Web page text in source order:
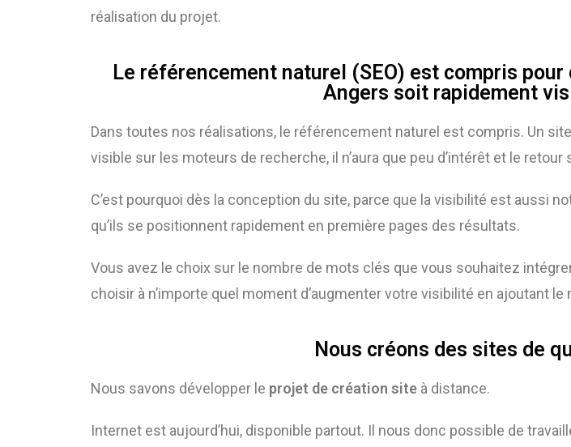
réalisation du projet.
Le référencement naturel (SEO) est compris
Angers soit rapidement
Dans toutes nos réalisations, le référencement naturel est compris. Un
visible sur les moteurs de recherche, il n’aura que peu d’intérêt et le
C’est pourquoi dès la conception du site, parce que la visibilité est aussi
qu’ils se positionnent rapidement en première pages des résultats.
Vous avez le choix sur le nombre de mots clés que vous souhaitez
choisir à n’importe quel moment d’augmenter votre visibilité en ajoutant
Nous créons des sites de
Nous savons développer le projet de création site à distance.
Internet est aujourd’hui, disponible partout. Il nous donc possible de